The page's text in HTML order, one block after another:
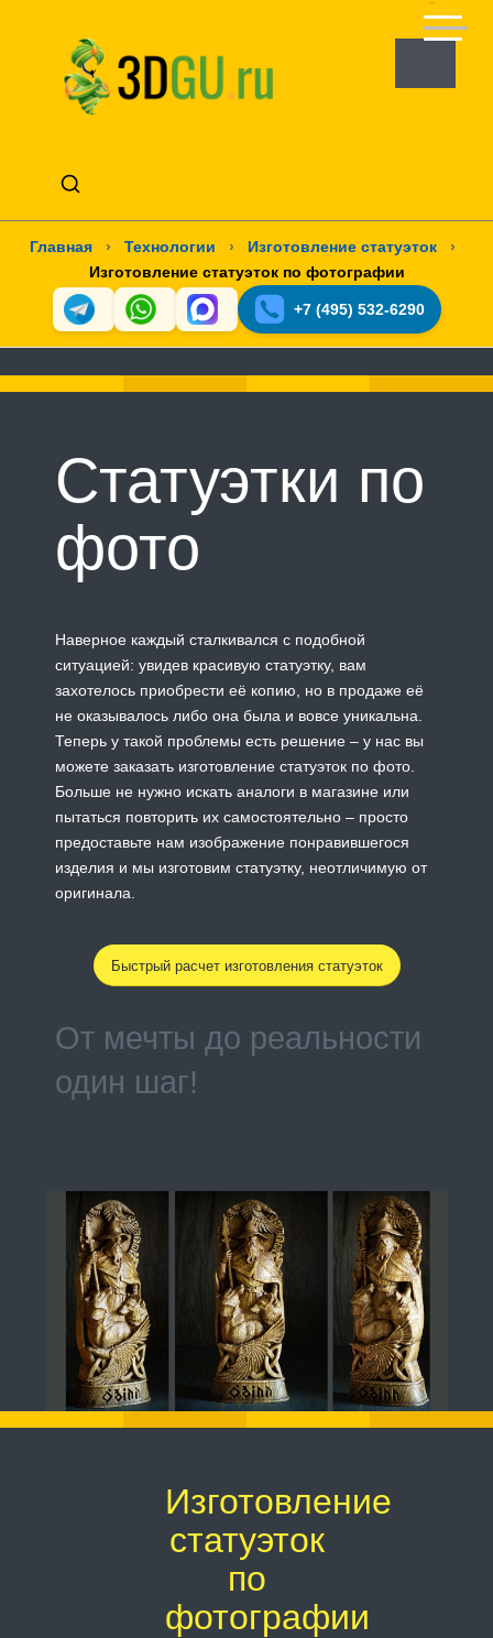
Главная › Технологии › Изготовление статуэток
›
Изготовление статуэток по фотографии
+7 (495) 532-6290
Статуэтки по
фото
Наверное каждый сталкивался с подобной
ситуацией: увидев красивую статуэтку, вам
захотелось приобрести её копию, но в продаже её
не оказывалось либо она была и вовсе уникальна.
Теперь у такой проблемы есть решение – у нас вы
можете заказать изготовление статуэток по фото.
Больше не нужно искать аналоги в магазине или
пытаться повторить их самостоятельно – просто
предоставьте нам изображение понравившегося
изделия и мы изготовим статуэтку, неотличимую от
оригинала.
Быстрый расчет изготовления статуэток
От мечты до реальности
один шаг!
Изготовление
статуэток
по
фотографии